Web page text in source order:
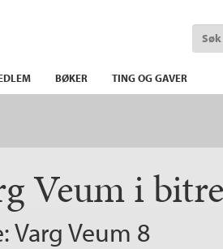
BØKER TING OG GAVER
Veum i
Varg Veum 8